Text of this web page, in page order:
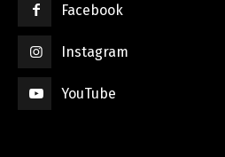
Facebook
Instagram
YouTube